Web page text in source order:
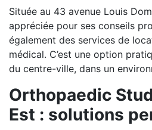
Située au 43 avenue Louis
appréciée pour ses conseils
également des services de
médical. C’est une option
du centre-ville, dans un
Orthopaedic
Est : solutions